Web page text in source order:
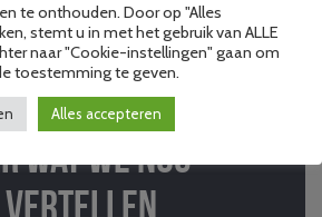
HUMAN
vertellen
te onthouden. Door op "Alles
stemt u in met het gebruik van ALLE
naar "Cookie-instellingen" gaan om
toestemming te geven.
Alles accepteren